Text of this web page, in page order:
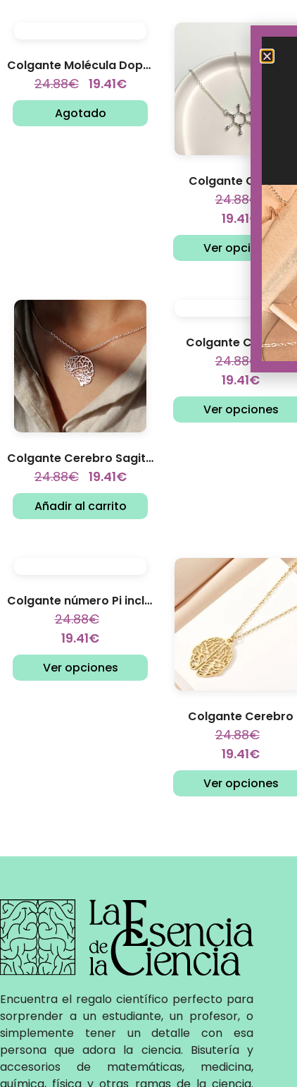
Colgante Molécula Dopamina
24.88€ 19.41€
Agotado
Colgante Cafeína
24.88€
19.41€
Ver opciones
Colgante Cerebro Sagital
24.88€ 19.41€
Añadir al carrito
Colgante Caduceo
24.88€
19.41€
Ver opciones
Colgante número Pi inclinado
24.88€
19.41€
Ver opciones
Colgante Cerebro
24.88€
19.41€
Ver opciones
Encuentra el regalo científico perfecto para
sorprender a un estudiante, un profesor, o
simplemente tener un detalle con esa
persona que adora la ciencia. Bisutería y
accesorios de matemáticas, medicina,